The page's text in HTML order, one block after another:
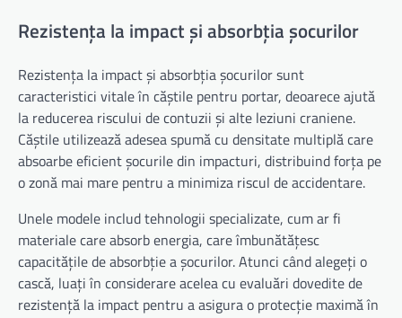
Rezistența la impact și absorbția șocurilor
Rezistența la impact și absorbția șocurilor sunt
caracteristici vitale în căștile pentru portar, deoarece ajută
la reducerea riscului de contuzii și alte leziuni craniene.
Căștile utilizează adesea spumă cu densitate multiplă care
absoarbe eficient șocurile din impacturi, distribuind forța pe
o zonă mai mare pentru a minimiza riscul de accidentare.
Unele modele includ tehnologii specializate, cum ar fi
materiale care absorb energia, care îmbunătățesc
capacitățile de absorbție a șocurilor. Atunci când alegeți o
cască, luați în considerare acelea cu evaluări dovedite de
rezistență la impact pentru a asigura o protecție maximă în